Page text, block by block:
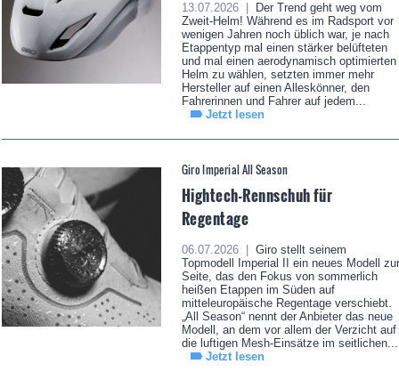
13.07.2026 |
Der Trend geht weg vom
Zweit-Helm! Während es im Radsport vor
wenigen Jahren noch üblich war, je nach
Etappentyp mal einen stärker belüfteten
und mal einen aerodynamisch optimierten
Helm zu wählen, setzten immer mehr
Hersteller auf einen Alleskönner, den
Fahrerinnen und Fahrer auf jedem...
Jetzt lesen
Giro Imperial All Season
Hightech-Rennschuh für
Regentage
06.07.2026 |
Giro stellt seinem
Topmodell Imperial II ein neues Modell zur
Seite, das den Fokus von sommerlich
heißen Etappen im Süden auf
mitteleuropäische Regentage verschiebt.
„All Season“ nennt der Anbieter das neue
Modell, an dem vor allem der Verzicht auf
die luftigen Mesh-Einsätze im seitlichen...
Jetzt lesen